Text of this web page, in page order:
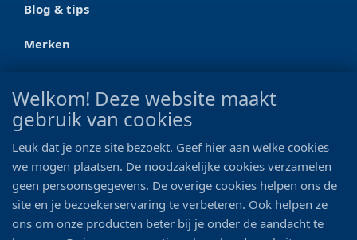
Blog & tips
Merken
CONTACT
Ootmarsumseweg 125a
0546 - 622 990
06 - 11 19 81 42
info@bo-vis.nl
Welkom! Deze website maakt
gebruik van cookies
Leuk dat je onze site bezoekt. Geef hier aan welke cookies
we mogen plaatsen. De noodzakelijke cookies verzamelen
geen persoonsgegevens. De overige cookies helpen ons de
site en je bezoekerservaring te verbeteren. Ook helpen ze
ons om onze producten beter bij je onder de aandacht te